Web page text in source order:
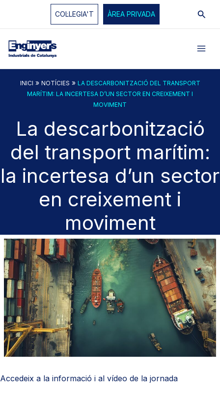
COL·LEGIA'T ÀREA PRIVADA
INICI » NOTÍCIES » LA DESCARBONITZACIÓ DEL TRANSPORT
MARÍTIM: LA INCERTESA D’UN SECTOR EN CREIXEMENT I
MOVIMENT
La descarbonització
del transport marítim:
la incertesa d’un sector
en creixement i
moviment
Accedeix a la informació i al vídeo de la jornada